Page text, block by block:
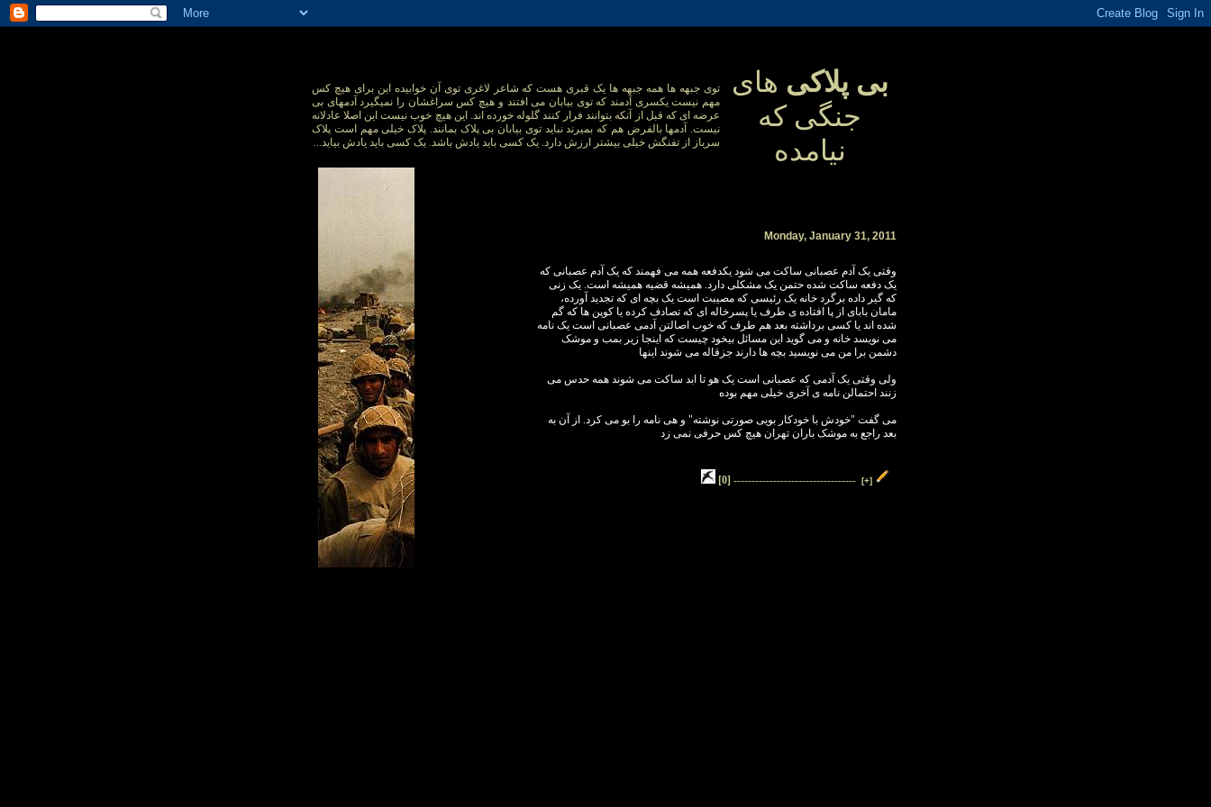
بی پلاکی های
جنگی که
نیامده
توی جبهه ها همه جبهه ها یک قبری هست که شاعر لاغری توی آن خوابیده این برای هیچ کس
مهم نیست یکسری آدمند که توی بیابان می افتند و هیچ کس سراغشان را نمیگیرد آدمهای بی
عرضه ای که قبل از آنکه بتوانند فرار کنند گلوله خورده اند. این هیچ خوب نیست این اصلا عادلانه
نیست. آدمها بالفرض هم که بمیرند نباید توی بیابان بی پلاک بمانند. پلاک خیلی مهم است پلاک
سرباز از تفنگش خیلی بیشتر ارزش دارد. یک کسی باید یادش باشد. یک کسی باید یادش بیاید...
Monday, January 31, 2011
وقتی یک آدم عصبانی ساکت می شود یکدفعه همه می فهمند که یک آدم عصبانی که
یک دفعه ساکت شده حتمن یک مشکلی دارد. همیشه قضیه همیشه است. یک زنی
که گیر داده برگرد خانه یک رئیسی که مصیبت است یک بچه ای که تجدید آورده،
مامان بابای از پا افتاده ی طرف یا پسرخاله ای که تصادف کرده یا کوپن ها که گم
شده اند یا کسی برداشته بعد هم طرف که خوب اصالتن آدمی عصبانی است یک نامه
می نویسد خانه و می گوید این مسائل بیخود چیست که اینجا زیر بمب و موشک
دشمن برا من می نویسید بچه ها دارند جزقاله می شوند اینها
ولی وقتی یک آدمی که عصبانی است یک هو تا ابد ساکت می شوند همه حدس می
زنند احتمالن نامه ی آخری خیلی مهم بوده
می گفت "خودش با خودکار بویی صورتی نوشته" و هی نامه را بو می کرد. از آن به
بعد راجع به موشک باران تهران هیچ کس حرفی نمی زد
[+]
----------------------------------
[0]